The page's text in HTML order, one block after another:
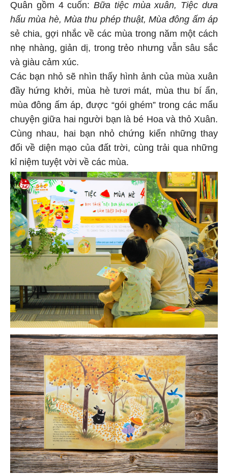
Quân gồm 4 cuốn:Bữa tiệc mùa xuân, Tiệc dưa
hấu mùa hè, Mùa thu phép thuật, Mùa đông ấm áp
sẻ chia, gợi nhắc về các mùa trong năm một cách
nhẹ nhàng, giản dị, trong trẻo nhưng vẫn sâu sắc
và giàu cảm xúc.
Các bạn nhỏ sẽ nhìn thấy hình ảnh của mùa xuân
đầy hứng khởi, mùa hè tươi mát, mùa thu bí ẩn,
mùa đông ấm áp, được “gói ghém” trong các mẩu
chuyện giữa hai người bạn là bé Hoa và thỏ Xuân.
Cùng nhau, hai bạn nhỏ chứng kiến những thay
đổi về diện mạo của đất trời, cùng trải qua những
kỉ niệm tuyệt vời về các mùa.